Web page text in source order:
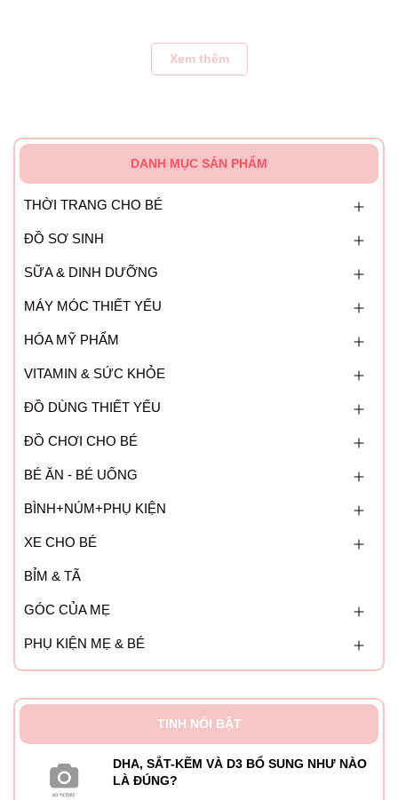
Khách hàng: Kiểm tra trước khi thanh toán
Xem thêm
DANH MỤC SẢN PHẨM
THỜI TRANG CHO BÉ
ĐỒ SƠ SINH
SỮA & DINH DƯỠNG
MÁY MÓC THIẾT YẾU
HÓA MỸ PHẨM
VITAMIN & SỨC KHỎE
ĐỒ DÙNG THIẾT YẾU
ĐỒ CHƠI CHO BÉ
BÉ ĂN - BÉ UỐNG
BÌNH+NÚM+PHỤ KIỆN
XE CHO BÉ
BỈM & TÃ
GÓC CỦA MẸ
PHỤ KIỆN MẸ & BÉ
TINH NỔI BẬT
DHA, SẮT-KẼM VÀ D3 BỔ SUNG NHƯ NÀO
LÀ ĐÚNG?